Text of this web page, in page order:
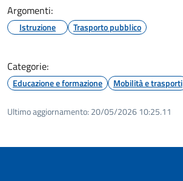
Argomenti:
Istruzione Trasporto pubblico
Categorie:
Educazione e formazione Mobilità e trasporti
Ultimo aggiornamento: 20/05/2026 10:25.11